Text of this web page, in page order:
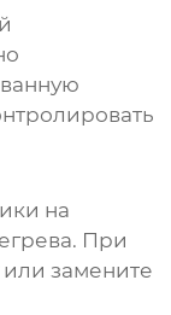
на
При
замените